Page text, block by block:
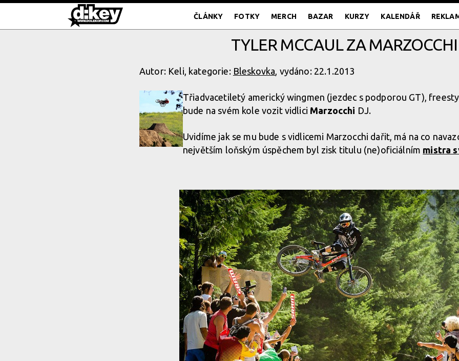
ČLÁNKY FOTKY MERCH BAZAR KURZY KALENDÁŘ
TYLER MCCAUL ZA MARZOCCHI
Autor: Keli, kategorie: Bleskovka, vydáno: 22.1.2013
Třiadvacetiletý americký wingmen (jezdec s podporou GT),
bude na svém kole vozit vidlici Marzocchi DJ.
Uvidíme jak se mu bude s vidlicemi Marzocchi dařit, má na co
největším loňským úspěchem byl zisk titulu (ne)oficiálním mistra